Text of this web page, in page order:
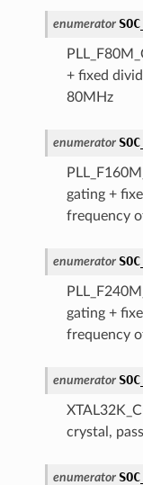
enumerator
+ fixed
80MHz
enumerator
gating +
frequency
enumerator
gating +
frequency
enumerator
crystal,
enumerator